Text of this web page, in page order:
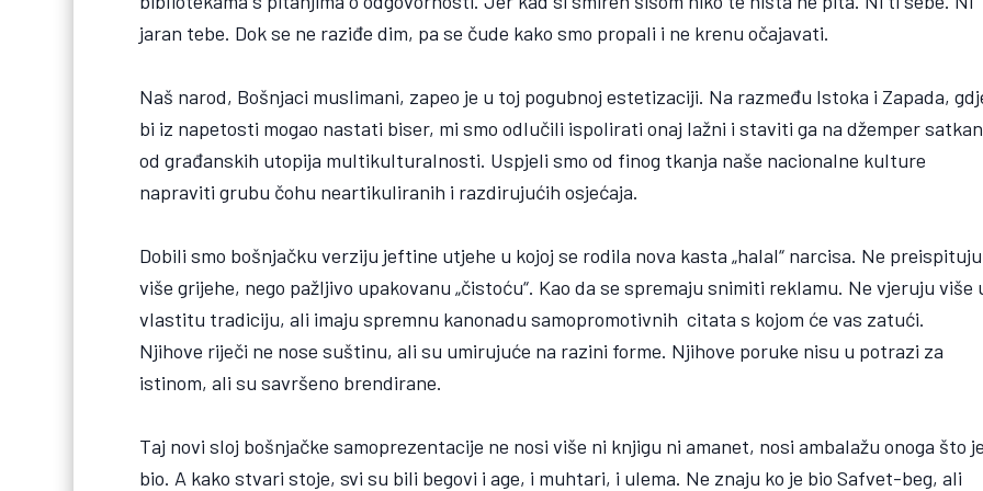
jaran tebe. Dok se ne raziđe dim, pa se čude kako smo propali i ne krenu očajavati.
Naš narod, Bošnjaci muslimani, zapeo je u toj pogubnoj estetizaciji. Na razmeđu Istoka i Zapada,
bi iz napetosti mogao nastati biser, mi smo odlučili ispolirati onaj lažni i staviti ga na džemper satkan
od građanskih utopija multikulturalnosti. Uspjeli smo od finog tkanja naše nacionalne kulture
napraviti grubu čohu neartikuliranih i razdirujućih osjećaja.
Dobili smo bošnjačku verziju jeftine utjehe u kojoj se rodila nova kasta „halal“ narcisa. Ne preispituju
više grijehe, nego pažljivo upakovanu „čistoću“. Kao da se spremaju snimiti reklamu. Ne vjeruju više
vlastitu tradiciju, ali imaju spremnu kanonadu samopromotivnih citata s kojom će vas zatući.
Njihove riječi ne nose suštinu, ali su umirujuće na razini forme. Njihove poruke nisu u potrazi za
istinom, ali su savršeno brendirane.
Taj novi sloj bošnjačke samoprezentacije ne nosi više ni knjigu ni amanet, nosi ambalažu onoga što je
bio. A kako stvari stoje, svi su bili begovi i age, i muhtari, i ulema. Ne znaju ko je bio Safvet-beg, ali